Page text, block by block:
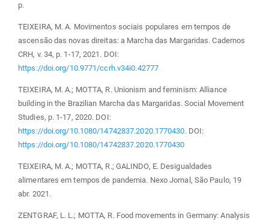
p.
TEIXEIRA, M. A. Movimentos sociais populares em tempos de
ascensão das novas direitas: a Marcha das Margaridas. Cadernos
CRH, v. 34, p. 1-17, 2021. DOI:
https://doi.org/10.9771/ccrh.v34i0.42777
TEIXEIRA, M. A.; MOTTA, R. Unionism and feminism: Alliance
building in the Brazilian Marcha das Margaridas. Social Movement
Studies, p. 1-17, 2020. DOI:
https://doi.org/10.1080/14742837.2020.1770430. DOI:
https://doi.org/10.1080/14742837.2020.1770430
TEIXEIRA, M. A.; MOTTA, R.; GALINDO, E. Desigualdades
alimentares em tempos de pandemia. Nexo Jornal, São Paulo, 19
abr. 2021.
ZENTGRAF, L. L.; MOTTA, R. Food movements in Germany: Analysis